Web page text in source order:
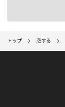
トップ 恋する